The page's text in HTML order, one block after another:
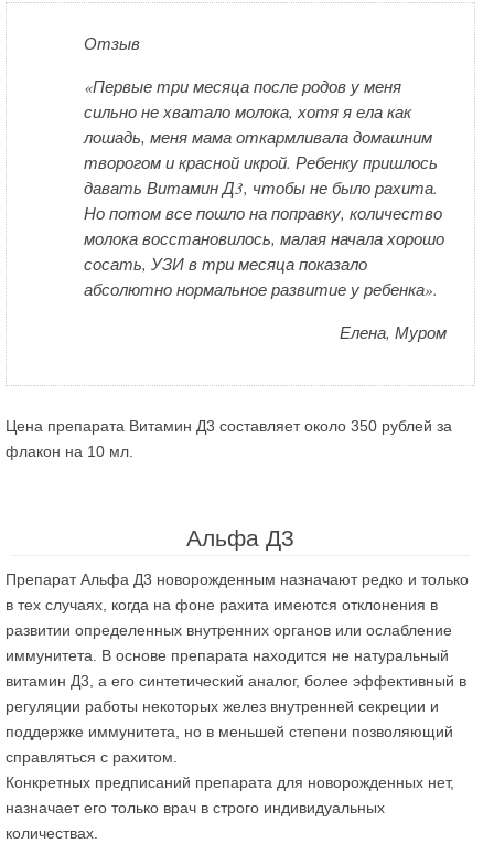
Отзыв
«Первые три месяца после родов у меня
сильно не хватало молока, хотя я ела как
лошадь, меня мама откармливала домашним
творогом и красной икрой. Ребенку пришлось
давать Витамин Д3, чтобы не было рахита.
Но потом все пошло на поправку, количество
молока восстановилось, малая начала хорошо
сосать, УЗИ в три месяца показало
абсолютно нормальное развитие у ребенка».
Елена, Муром
Цена препарата Витамин Д3 составляет около 350 рублей за
флакон на 10 мл.
Альфа Д3
Препарат Альфа Д3 новорожденным назначают редко и только
в тех случаях, когда на фоне рахита имеются отклонения в
развитии определенных внутренних органов или ослабление
иммунитета. В основе препарата находится не натуральный
витамин Д3, а его синтетический аналог, более эффективный в
регуляции работы некоторых желез внутренней секреции и
поддержке иммунитета, но в меньшей степени позволяющий
справляться с рахитом.
Конкретных предписаний препарата для новорожденных нет,
назначает его только врач в строго индивидуальных
количествах.